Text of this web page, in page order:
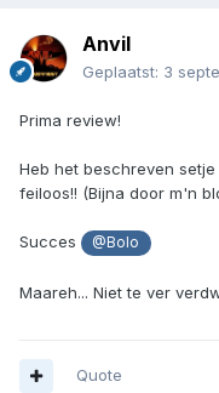
Anvil
Geplaatst: 3
Prima review!
Heb het beschreven
feiloos!! (Bijna door m'n
Succes @Bolo
Maareh... Niet te ver
Quote